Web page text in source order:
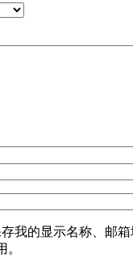
我的显示名称、邮箱